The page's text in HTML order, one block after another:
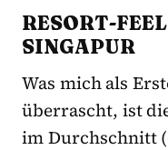
RESORT-
SINGAPUR
Was mich als
überrascht, ist
im Durchschnitt